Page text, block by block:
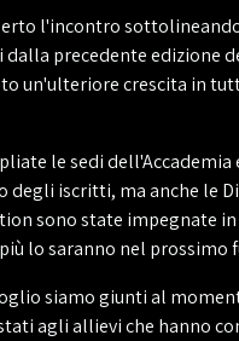
l'incontro
precedente edizione
un'ulteriore crescita in
le sedi dell'Accademia
degli iscritti, ma anche le
sono state impegnate
lo saranno nel prossimo
siamo giunti al
agli allievi che hanno